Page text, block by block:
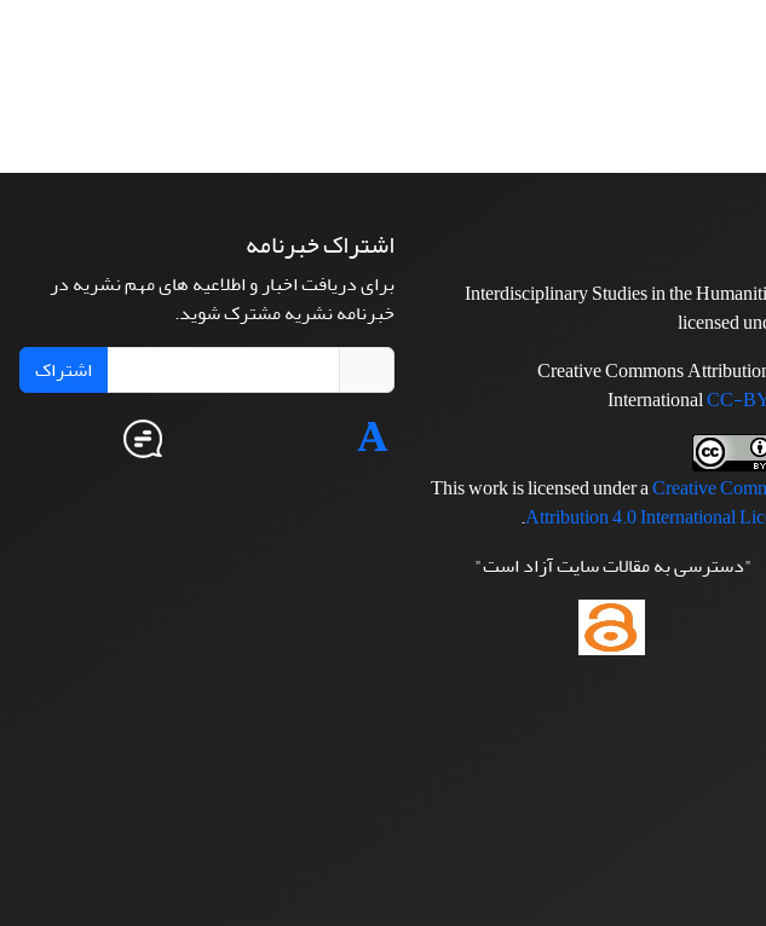
Interdisciplinary Studies in the
licensed
Creative Commons
InternationalCC-
This work is licensed under aCreative
Attribution 4.0 International
.
"دسترسی به مقالات سایت آزاد است"
اشتراک خبرنامه
برای دریافت اخبار و اطلاعیه های مهم نشریه در
خبرنامه نشریه مشترک شوید.
اشتراک